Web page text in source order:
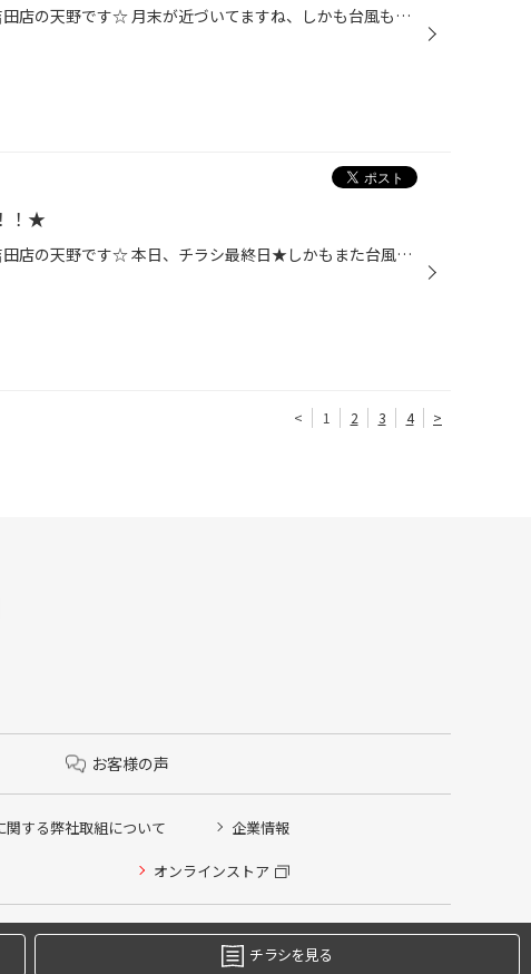
こんちは(‘▽‘)／タイヤ館 吉田店の天野です☆ 月末が近づいてますね、しかも台風も近づいています＼(◎o◎)／ もうお車の準備は万端ですか！？ちなみに台風は待ってくれませんからね！！ 今のところまだ風、雨ともに穏やかムード・・・まだ間に合います☆ またこういった日はパンクも増えてきますね★風...
！★
こんちは(‘▽‘)／タイヤ館 吉田店の天野です☆ 本日、チラシ最終日★しかもまた台風がやってきそうです・・・。今日も台風に備えてお店の飛散養生だぁわ・・・(ToT) 暴風雨の前にメンテナンス済ませてありますか！？特に路面が濡れているときにタイヤの溝が少ないとブレーキをかけてから止まるまでの...
< 1 2 3 4 >
お客様の声
関する弊社取組について 企業情報
オンラインストア
チラシを見る